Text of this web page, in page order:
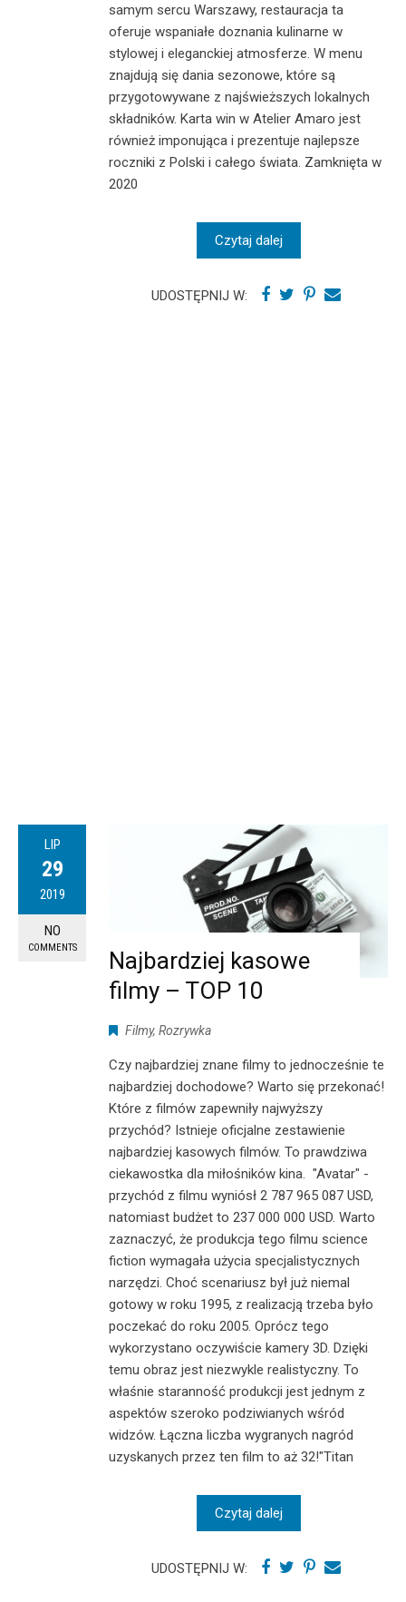
samym sercu Warszawy, restauracja ta
oferuje wspaniałe doznania kulinarne w
stylowej i eleganckiej atmosferze. W menu
znajdują się dania sezonowe, które są
przygotowywane z najświeższych lokalnych
składników. Karta win w Atelier Amaro jest
również imponująca i prezentuje najlepsze
roczniki z Polski i całego świata. Zamknięta w
2020
Czytaj dalej
UDOSTĘPNIJ W:
LIP
29
2019
NO
COMMENTS
Najbardziej kasowe
filmy – TOP 10
Filmy, Rozrywka
Czy najbardziej znane filmy to jednocześnie te
najbardziej dochodowe? Warto się przekonać!
Które z filmów zapewniły najwyższy
przychód? Istnieje oficjalne zestawienie
najbardziej kasowych filmów. To prawdziwa
ciekawostka dla miłośników kina. "Avatar" -
przychód z filmu wyniósł 2 787 965 087 USD,
natomiast budżet to 237 000 000 USD. Warto
zaznaczyć, że produkcja tego filmu science
fiction wymagała użycia specjalistycznych
narzędzi. Choć scenariusz był już niemal
gotowy w roku 1995, z realizacją trzeba było
poczekać do roku 2005. Oprócz tego
wykorzystano oczywiście kamery 3D. Dzięki
temu obraz jest niezwykle realistyczny. To
właśnie staranność produkcji jest jednym z
aspektów szeroko podziwianych wśród
widzów. Łączna liczba wygranych nagród
uzyskanych przez ten film to aż 32!"Titan
Czytaj dalej
UDOSTĘPNIJ W: